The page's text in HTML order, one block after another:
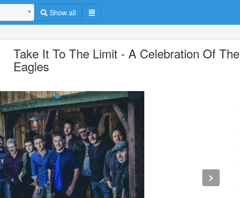
Show all
Take It To The Limit - A Celebration Of The
Eagles